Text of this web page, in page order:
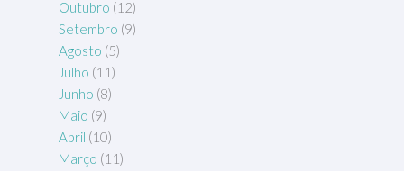
Outubro (12)
Setembro (9)
Agosto (5)
Julho (11)
Junho (8)
Maio (9)
Abril (10)
Março (11)